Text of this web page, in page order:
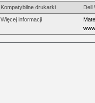
Kompatybilne drukarki
Dell
Więcej informacji